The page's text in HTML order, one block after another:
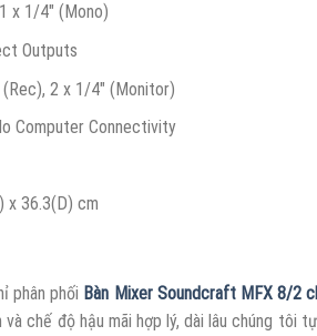
x 1/4″ (Mono)
Outputs
2 x 1/4″ (Monitor)
Computer Connectivity
x 36.3(D) cm
phân phối Bàn Mixer Soundcraft MFX 8/2
chế độ hậu mãi hợp lý, dài lâu chúng tôi